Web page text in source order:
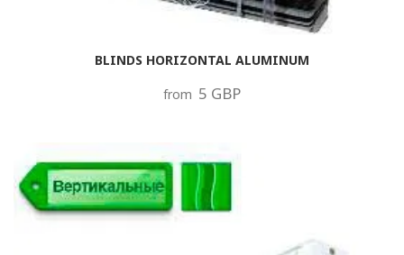
BLINDS HORIZONTAL ALUMINUM
from 5 GBP